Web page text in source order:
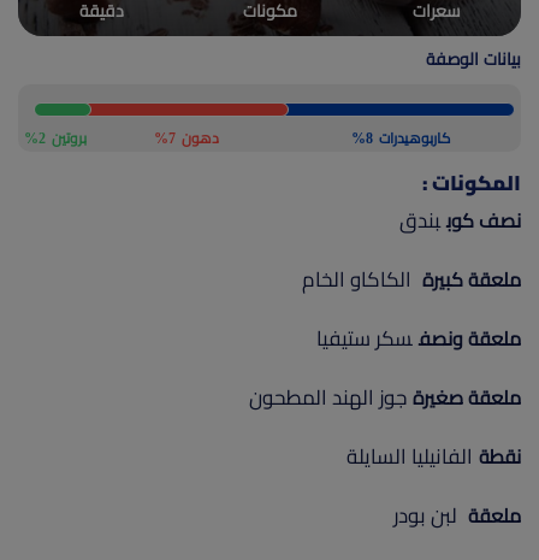
أعلن معنا
سعرات مكونات دقيقة
بيانات الوصفة
كاربوهيدرات 8% دهون 7% بروتين 2%
المكونات :
نصف كوب بندق
ملعقة كبيرة الكاكاو الخام
ملعقة ونصف سكر ستيفيا
ملعقة صغيرة جوز الهند المطحون
نقطة الفانيليا السايلة
ملعقة لبن بودر